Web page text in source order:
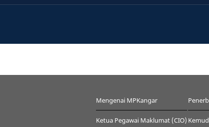
Mengenai MPKangar
Ketua Pegawai Maklumat (CIO)